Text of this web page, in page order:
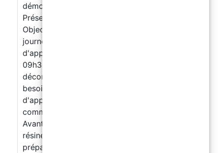
démonstrations 09h00 09h30Introduction
Présentation du formateur et des participants.
Objectifs de la formation et déroulement de la
journée. Présentation des domaines
d'application de la résine époxy décorative.
09h30 10h30Fonction et finalité des sols
décoratifs en résine époxy Analyse des
besoins et contextes d'utilisation. Types
d'applications : intérieurs, espaces
commerciaux, showrooms, cuisines, boutiques.
Avantages esthétiques et techniques de la
résine époxy. 10h30 12h00Supports et
préparation Identification des supports